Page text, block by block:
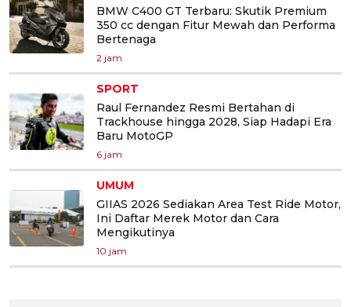
BMW C400 GT Terbaru: Skutik Premium
350 cc dengan Fitur Mewah dan Performa
Bertenaga
2 jam
SPORT
Raul Fernandez Resmi Bertahan di
Trackhouse hingga 2028, Siap Hadapi Era
Baru MotoGP
6 jam
UMUM
GIIAS 2026 Sediakan Area Test Ride Motor,
Ini Daftar Merek Motor dan Cara
Mengikutinya
10 jam